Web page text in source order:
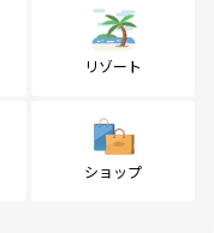
リゾート
ショップ